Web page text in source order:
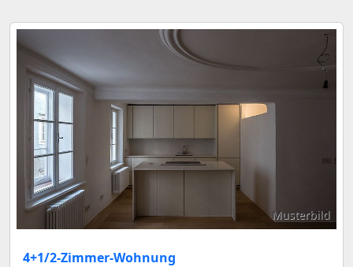
Musterbild
4+1/2-Zimmer-Wohnung